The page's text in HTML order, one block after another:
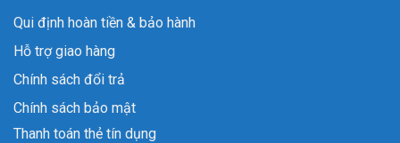
Qui định hoàn tiền & bảo hành
Hỗ trợ giao hàng
Chính sách đổi trả
Chính sách bảo mật
Thanh toán thẻ tín dụng